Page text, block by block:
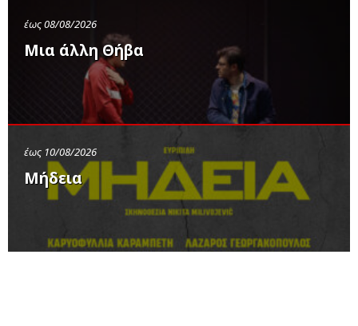
έως 08/08/2026
Μια άλλη Θήβα
έως 10/08/2026
Μήδεια